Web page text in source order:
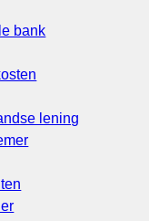
bank
lening